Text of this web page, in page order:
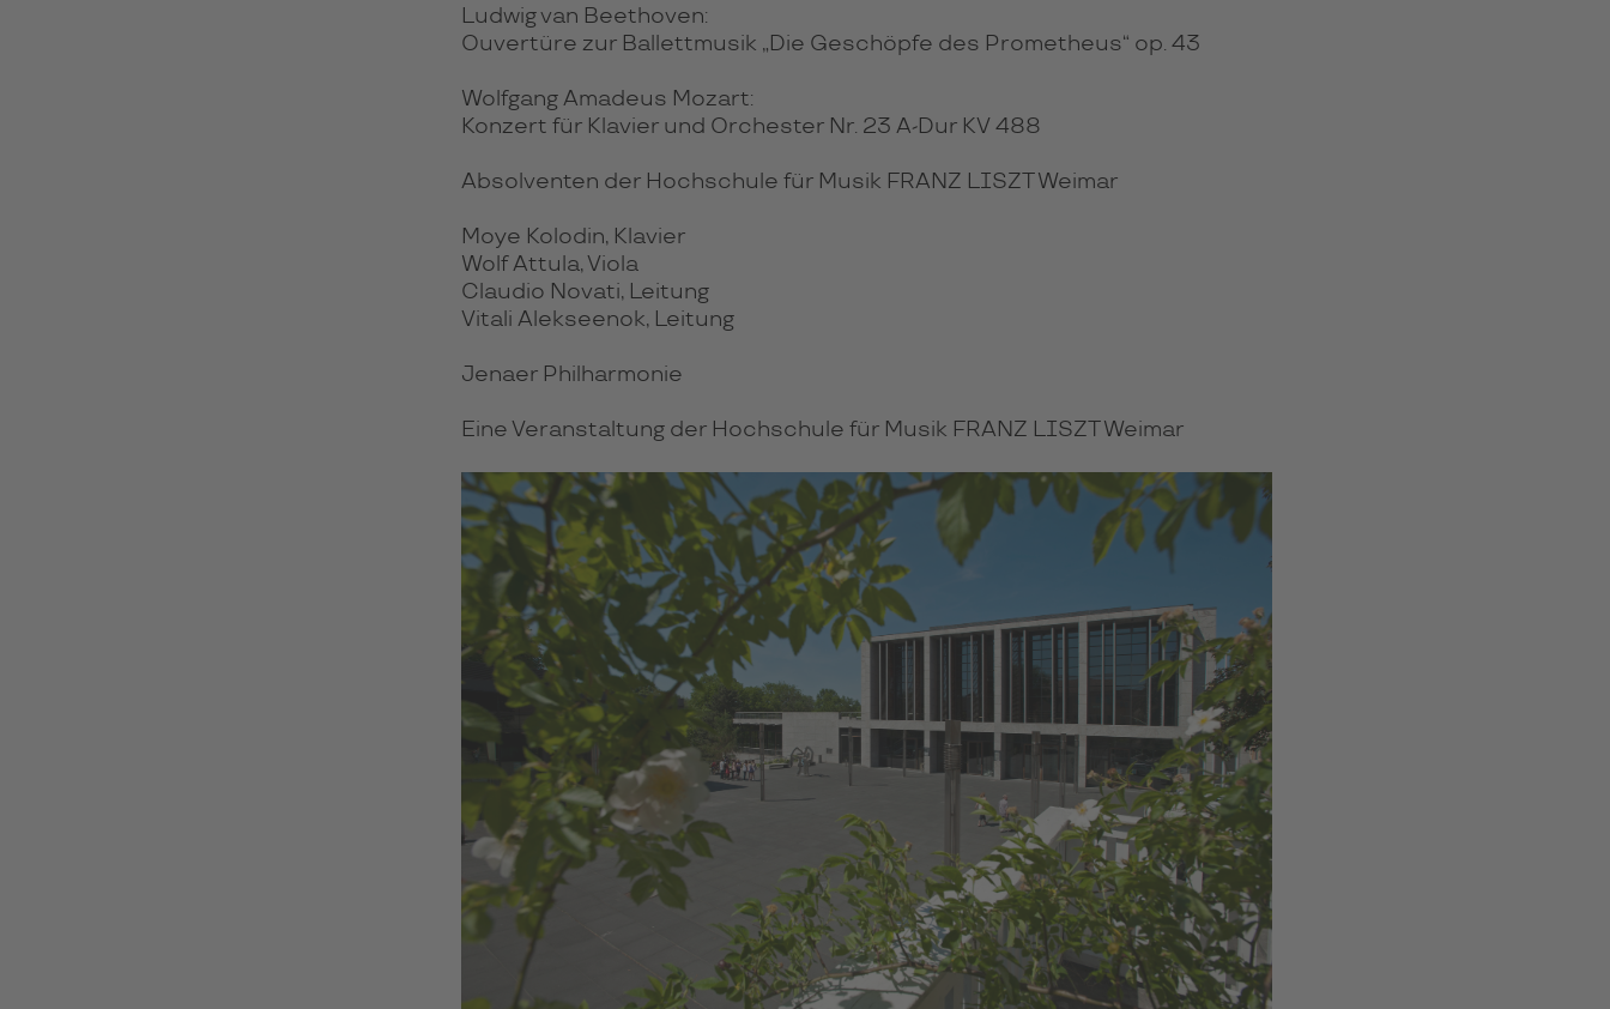
Ludwig van Beethoven:
Ouvertüre zur Ballettmusik „Die Geschöpfe des Prometheus“ op. 43
Wolfgang Amadeus Mozart:
Konzert für Klavier und Orchester Nr. 23 A-Dur KV 488
Absolventen der Hochschule für Musik FRANZ LISZT Weimar
Moye Kolodin, Klavier
Wolf Attula, Viola
Claudio Novati, Leitung
Vitali Alekseenok, Leitung
Jenaer Philharmonie
Eine Veranstaltung der Hochschule für Musik FRANZ LISZT Weimar